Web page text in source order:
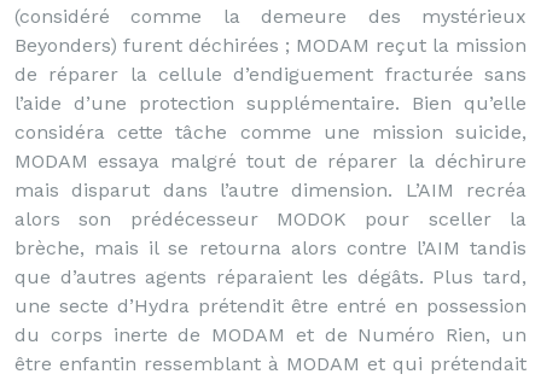
(considéré comme la demeure des mystérieux
Beyonders) furent déchirées ; MODAM reçut la mission
de réparer la cellule d’endiguement fracturée sans
l’aide d’une protection supplémentaire. Bien qu’elle
considéra cette tâche comme une mission suicide,
MODAM essaya malgré tout de réparer la déchirure
mais disparut dans l’autre dimension. L’AIM recréa
alors son prédécesseur MODOK pour sceller la
brèche, mais il se retourna alors contre l’AIM tandis
que d’autres agents réparaient les dégâts. Plus tard,
une secte d’Hydra prétendit être entré en possession
du corps inerte de MODAM et de Numéro Rien, un
être enfantin ressemblant à MODAM et qui prétendait